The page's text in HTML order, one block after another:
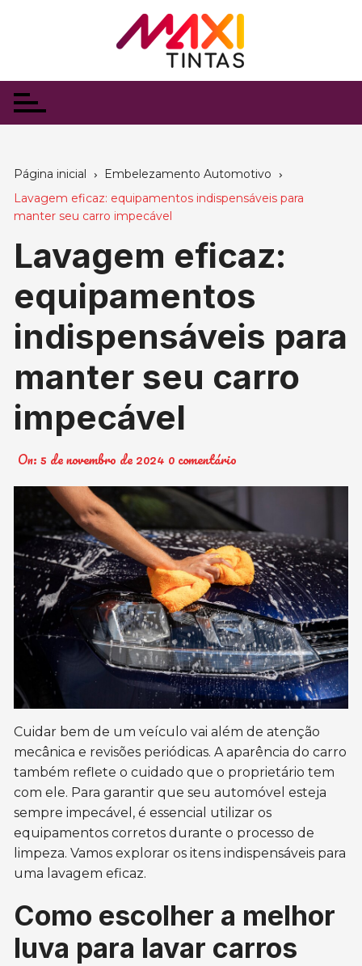
Página inicial
Embelezamento Automotivo
Lavagem eficaz: equipamentos indispensáveis para
manter seu carro impecável
Lavagem eficaz:
equipamentos
indispensáveis para
manter seu carro
impecável
On:5 de novembro de 2024 0 comentário
Cuidar bem de um veículo vai além de atenção
mecânica e revisões periódicas. A aparência do carro
também reflete o cuidado que o proprietário tem
com ele. Para garantir que seu automóvel esteja
sempre impecável, é essencial utilizar os
equipamentos corretos durante o processo de
limpeza. Vamos explorar os itens indispensáveis para
uma lavagem eficaz.
Como escolher a melhor
luva para lavar carros